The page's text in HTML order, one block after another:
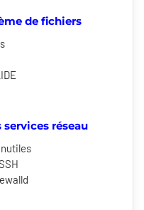
de fichiers
réseau